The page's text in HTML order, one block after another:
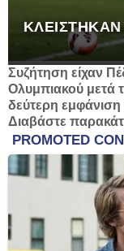
Συζήτηση είχαν
Ολυμπιακού μετά
δεύτερη
Διαβάστε